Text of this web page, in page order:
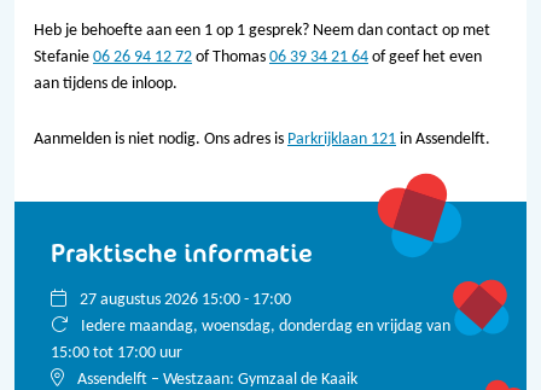
Heb je behoefte aan een 1 op 1 gesprek? Neem dan contact op met
Stefanie 06 26 94 12 72 of Thomas 06 39 34 21 64 of geef het even
aan tijdens de inloop.
Aanmelden is niet nodig. Ons adres is Parkrijklaan 121 in Assendelft.
Praktische informatie
27 augustus 2026 15:00 - 17:00
Iedere maandag, woensdag, donderdag en vrijdag van
15:00 tot 17:00 uur
Assendelft – Westzaan: Gymzaal de Kaaik